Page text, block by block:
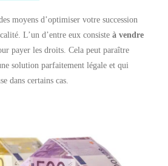
moyens d’optimiser votre succession
L’un d’entre eux consiste à vendre
payer les droits. Cela peut paraître
solution parfaitement légale et qui
dans certains cas.